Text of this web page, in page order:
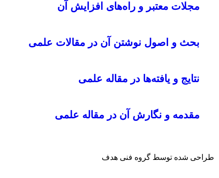
مجلات معتبر و راه‌های افزایش آن
بحث و اصول نوشتن آن در مقالات علمی
نتایج و یافته‌ها در مقاله علمی
مقدمه و نگارش آن در مقاله علمی
طراحی شده توسط گروه فنی هدف